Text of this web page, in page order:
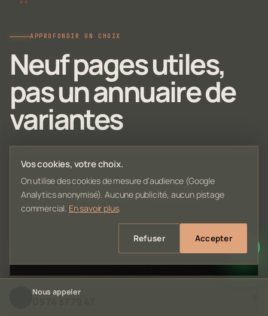
APPROFONDIR UN CHOIX
Neuf pages utiles,
pas un annuaire de
variantes
Valider un panier de composants
Repérer une incompatibilité, un oubli de câble ou un
mauvais équilibre avant de commander.
Vos cookies, votre choix.
On utilise des cookies de mesure d'audience (Google
Analytics anonymisé). Aucune publicité, aucun pistage
commercial. En savoir plus.
Refuser Accepter
Nous appeler